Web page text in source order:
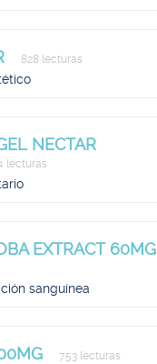
828 lecturas
NECTAR
lecturas
EXTRACT 60MG
sanguínea
753 lecturas